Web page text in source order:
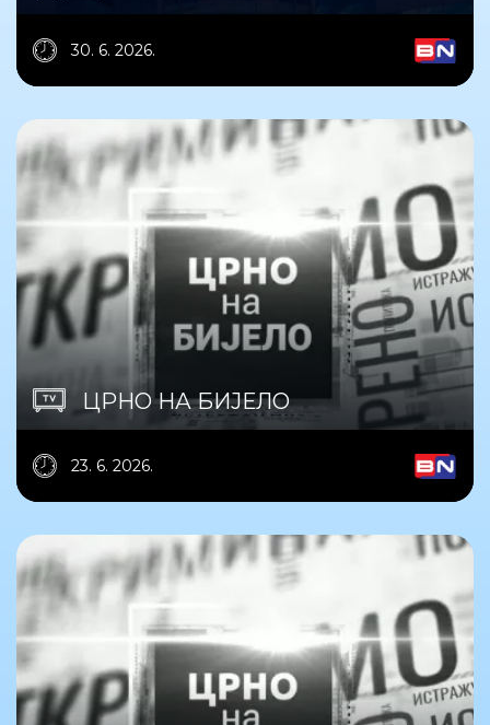
30. 6. 2026.
ЦРНО НА БИЈЕЛО
23. 6. 2026.